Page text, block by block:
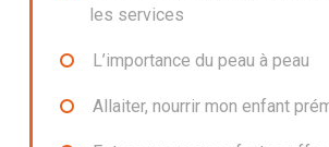
les services
L’importance du peau à peau
Allaiter, nourrir mon enfant